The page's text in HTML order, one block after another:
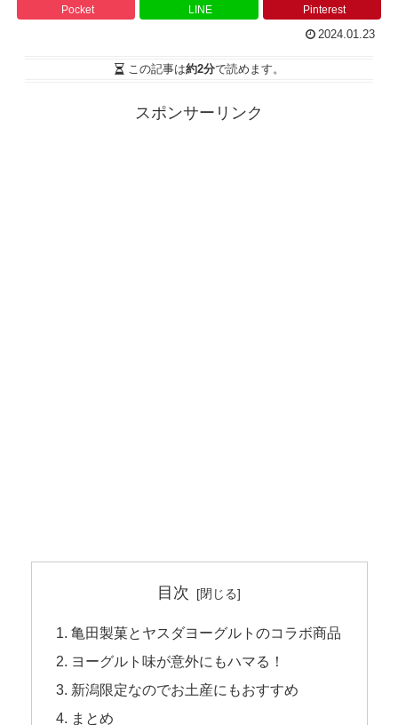
Pocket LINE Pinterest
2024.01.23
この記事は約2分で読めます。
スポンサーリンク
目次
亀田製菓とヤスダヨーグルトのコラボ商品
ヨーグルト味が意外にもハマる！
新潟限定なのでお土産にもおすすめ
まとめ